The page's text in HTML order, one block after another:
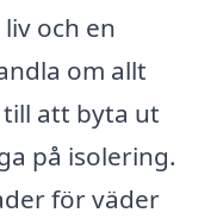
och en
om allt
att byta ut
på isolering.
för väder